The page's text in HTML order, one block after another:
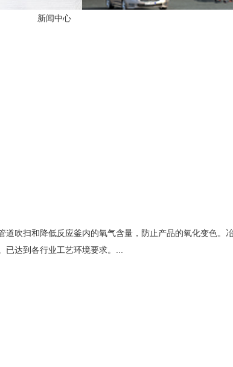
新闻中心
吹扫和降低反应釜内的氧气含量，防止产品的氧化变色。
达到各行业工艺环境要求。...